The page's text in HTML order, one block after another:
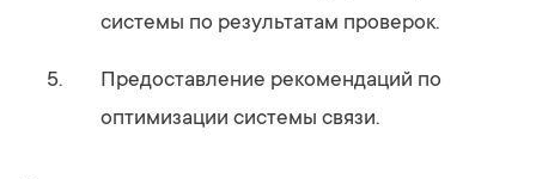
системы по результатам проверок.
Предоставление рекомендаций по
оптимизации системы связи.